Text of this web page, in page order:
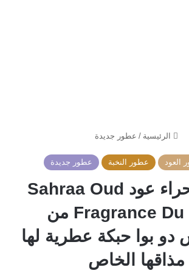
الرئيسية / عطور جديدة
العود عطور النخبة عطور جديدة
عطر صحراء عود Sahraa Oud
Fragrance Du Bois من
دو بوا حبكة عطرية لها
مذاقها الخاص